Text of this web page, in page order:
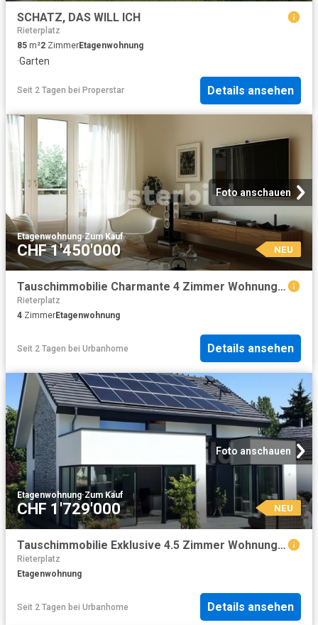
SCHATZ, DAS WILL ICH
Rieterplatz
85 m²2 ZimmerEtagenwohnung
·Garten
Seit 2 Tagen bei Properstar Details ansehen
Foto anschauen
Etagenwohnung·Zum Kauf
CHF 1'450'000 NEU
Tauschimmobilie Charmante 4 Zimmer Wohnung im Herzen von Zürich
Rieterplatz
4 ZimmerEtagenwohnung
Seit 2 Tagen bei Urbanhome Details ansehen
Foto anschauen
Etagenwohnung·Zum Kauf
CHF 1'729'000 NEU
Tauschimmobilie Exklusive 4.5 Zimmer Wohnung im Herzen von Zürich
Rieterplatz
Etagenwohnung
Seit 2 Tagen bei Urbanhome Details ansehen